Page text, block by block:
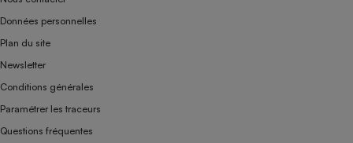
Données personnelles
Plan du site
Newsletter
Conditions générales
Paramétrer les traceurs
Questions fréquentes